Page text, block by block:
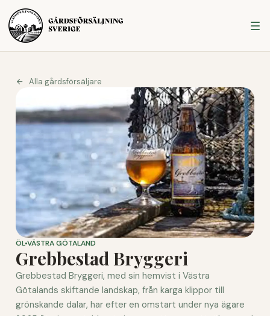
Alla gårdsförsäljare
ÖLVÄSTRA GÖTALAND
Grebbestad Bryggeri
Grebbestad Bryggeri, med sin hemvist i Västra
Götalands skiftande landskap, från karga klippor till
grönskande dalar, har efter en omstart under nya ägare